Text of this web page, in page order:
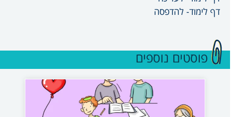
דף לימוד- להדפסה
פוסטים נוספים